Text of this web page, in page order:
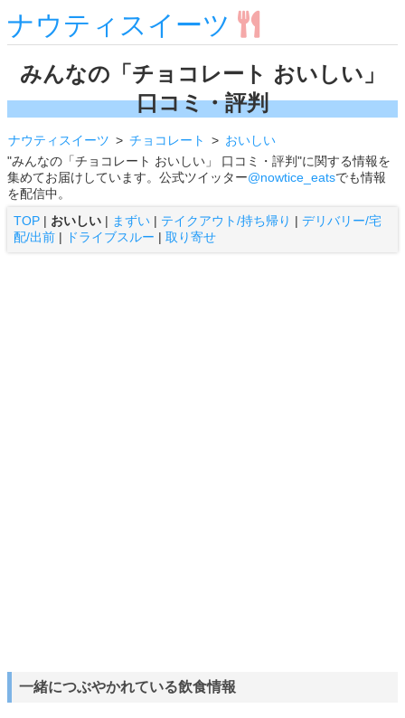
ナウティスイーツ
みんなの「チョコレート おいしい」
口コミ・評判
ナウティスイーツ チョコレート
おいしい
"みんなの「チョコレート おいしい」 口コミ・評判"に関する情報を
集めてお届けしています。公式ツイッター@nowtice_eatsでも情報
を配信中。
TOP | おいしい | まずい | テイクアウト/持ち帰り | デリバリー/宅
配/出前 | ドライブスルー | 取り寄せ
一緒につぶやかれている飲食情報